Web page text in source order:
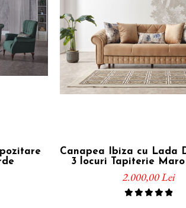
Canapea Ibiza cu Lada
3 locuri Tapiterie Maro
2.000,00 Lei